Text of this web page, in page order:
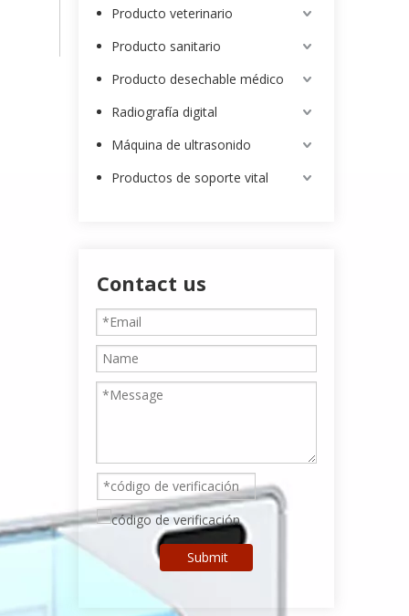
Producto veterinario
Producto sanitario
Producto desechable médico
Radiografía digital
Máquina de ultrasonido
Productos de soporte vital
Contact us
Submit